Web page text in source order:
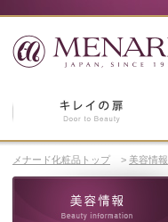
メナード化粧品トップ > 美容情報